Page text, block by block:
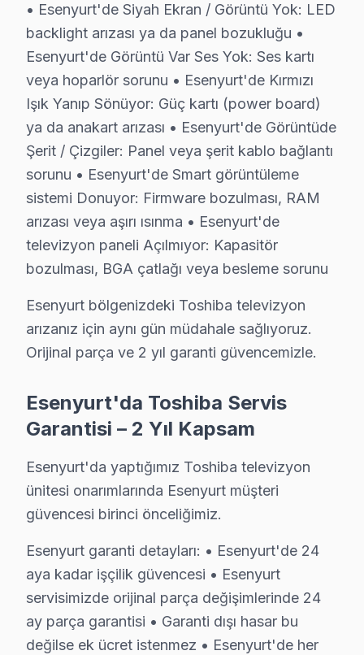
Esenyurt × Toshiba: Yerel İçerik ve Deneyim
Esenyurt'deki müşteri güvenini soyut vaatler yerine
Bu tür vakalar Esenyurt'de aylık 63 başvurunun
Esenyurt'de 14 yıllık güven ilişkisi, bu tür dürüst
Esenyurt servis lojistiği, ilçenin Avrupa Yakası'ndaki
İkinci katman — Orta kuşak: Konut siteleri ve
Üçüncü katman — Dış mahalleler: Sanayi bölgeleri
Esenyurt'de Toshiba servisimizle tanışmadan önce
"Sonra" tablosu şu: Aynı müşteri bizimle iletişime
Konut siteleri mahallesindeki başka bir müşteri
bu marka VA Panel teknolojisinin Esenyurt
Güç yönetimi devresi ikinci kritik noktayı oluşturuyor.
Toshiba IPS panel mimarisinde ise piksel matris
Esenyurt bazlı Toshiba servis kayıtları, son çeyrekte
Servis kalitesi tarafında ise tablo belirgin biçimde
14 yıllık Esenyurt servis kronolojisi, Toshiba
Orta dönemde (2016-2021) bu TV VA Panel LED
Son dönemde (2022-bugün) Toshiba IPS ve OLED/
Esenyurt'de Toshiba onarım maliyetini belirleyen
Dördüncü faktör — Parça temini: Stokta hazır
Esenyurt Toshiba TV Arızaları –
Toshiba LED TV'niz sorun mu çıkarıyor?
• Esenyurt'de Siyah Ekran / Görüntü Yok: LED
backlight arızası ya da panel bozukluğu •
Esenyurt'de Görüntü Var Ses Yok: Ses kartı
veya hoparlör sorunu • Esenyurt'de Kırmızı
Işık Yanıp Sönüyor: Güç kartı (power board)
ya da anakart arızası • Esenyurt'de Görüntüde
Şerit / Çizgiler: Panel veya şerit kablo bağlantı
sorunu • Esenyurt'de Smart görüntüleme
sistemi Donuyor: Firmware bozulması, RAM
arızası veya aşırı ısınma • Esenyurt'de
televizyon paneli Açılmıyor: Kapasitör
bozulması, BGA çatlağı veya besleme sorunu
Esenyurt bölgenizdeki Toshiba televizyon
arızanız için aynı gün müdahale sağlıyoruz.
Orijinal parça ve 2 yıl garanti güvencemizle.
Esenyurt'da Toshiba Servis
Garantisi – 2 Yıl Kapsam
Esenyurt'da yaptığımız Toshiba televizyon
ünitesi onarımlarında Esenyurt müşteri
güvencesi birinci önceliğimiz.
Esenyurt garanti detayları: • Esenyurt'de 24
aya kadar işçilik güvencesi • Esenyurt
servisimizde orijinal parça değişimlerinde 24
ay parça garantisi • Garanti dışı hasar bu
değilse ek ücret istenmez • Esenyurt'de her